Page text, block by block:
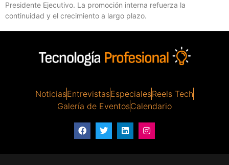
Presidente Ejecutivo. La promoción interna refuerza la
continuidad y el crecimiento a largo plazo.
NoticiasEntrevistasEspecialesReels Tech
Galería de EventosCalendario